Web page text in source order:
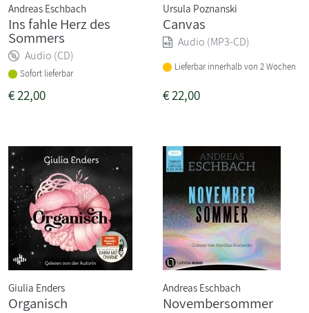
Andreas Eschbach
Ins fahle Herz des
Sommers
Audio (CD)
Sofort lieferbar
€22,00
Ursula Poznanski
Canvas
Audio (MP3-CD)
Lieferbar innerhalb von 2 Wochen
€22,00
Giulia Enders
Organisch
Andreas Eschbach
Novembersommer